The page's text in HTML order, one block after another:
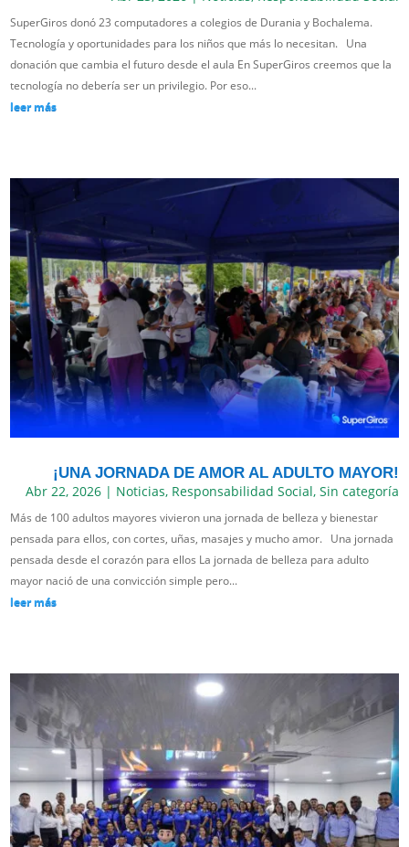
SuperGiros donó 23 computadores a colegios de Durania y Bochalema.
Tecnología y oportunidades para los niños que más lo necesitan. Una
donación que cambia el futuro desde el aula En SuperGiros creemos que la
tecnología no debería ser un privilegio. Por eso...
leer más
¡UNA JORNADA DE AMOR AL ADULTO MAYOR!
Abr 22, 2026| Noticias, Responsabilidad Social, Sin categoría
Más de 100 adultos mayores vivieron una jornada de belleza y bienestar
pensada para ellos, con cortes, uñas, masajes y mucho amor. Una jornada
pensada desde el corazón para ellos La jornada de belleza para adulto
mayor nació de una convicción simple pero...
leer más